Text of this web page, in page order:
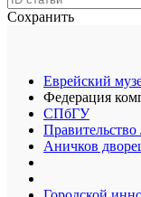
Сохранить
Еврейский
Федерация
СПбГУ
Аничков